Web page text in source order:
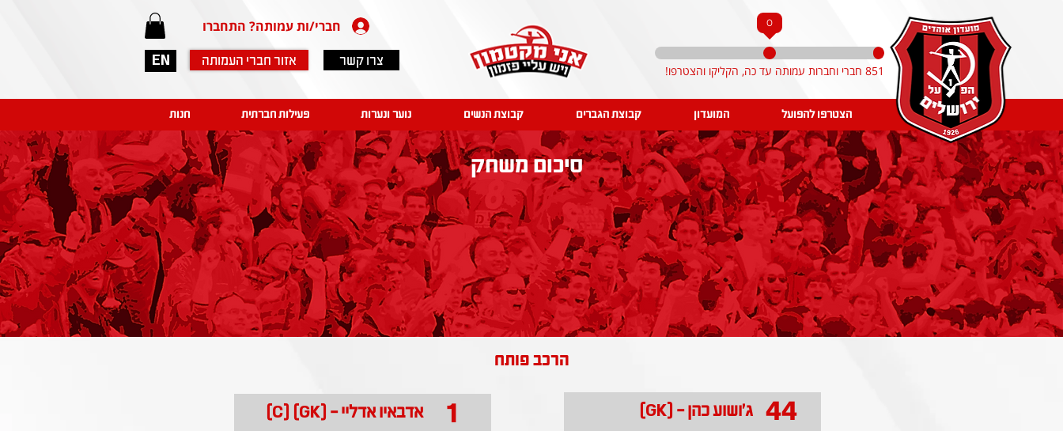
EN
חברי/ות עמותה? התחברו
אזור חברי העמותה צרו קשר
0
851 חברי וחברות עמותה עד כה, הקליקו והצטרפו!
הצטרפו להפועל המועדון קבוצת הגברים קבוצת הנשים נוער ונערות פעילות חברתית חנות
סיכום משחק
הרכב פותח
אדבאיו אדליי - (GK) (C) 1 ג'ושוע כהן - (GK) 44